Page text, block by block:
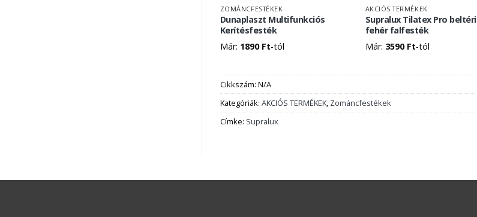
ZOMÁNCFESTÉKEK
Dunaplaszt Multifunkciós
Kerítésfesték
Már: 1890 Ft-tól
AKCIÓS TERMÉKEK
Supralux Tilatex Pro beltéri
fehér falfesték
Már: 3590 Ft-tól
Cikkszám: N/A
Kategóriák: AKCIÓS TERMÉKEK, Zománcfestékek
Címke: Supralux